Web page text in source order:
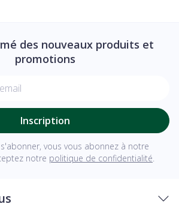
des nouveaux produits et
promotions
Inscription
vous vous abonnez à notre
notre politique de confidentialité